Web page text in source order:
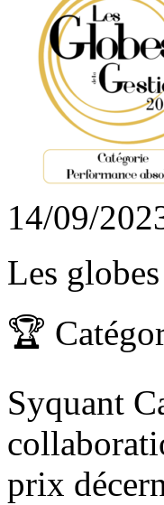
14/09/
Les
🏆
Syquant
prix